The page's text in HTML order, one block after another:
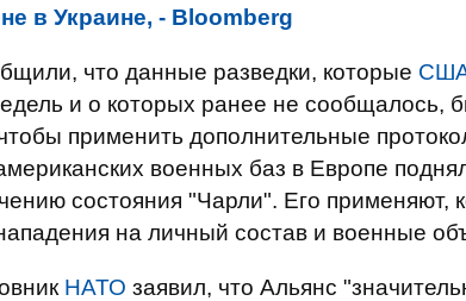
в Украине, - Bloomberg
что данные разведки, которые
и о которых ранее не сообщалось,
применить дополнительные
военных баз в Европе
состояния "Чарли". Его применяют,
на личный состав и военные
НАТО заявил, что Альянс